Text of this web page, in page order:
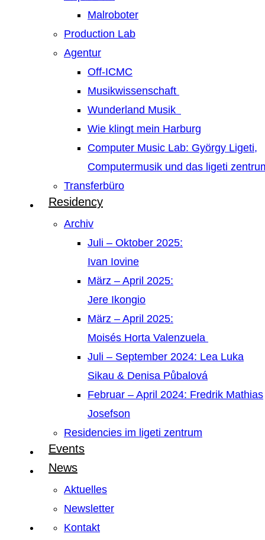
Malroboter
Production Lab
Agentur
Off-ICMC
Musikwissenschaft
Wunderland Musik
Wie klingt mein Harburg
Computer Music Lab: György Ligeti,
Computermusik und das ligeti
Transferbüro
Residency
Archiv
Juli – Oktober 2025:
Ivan Iovine
März – April 2025:
Jere Ikongio
März – April 2025:
Moisés Horta Valenzuela
Juli – September 2024: Lea Luka
Sikau & Denisa Půbalová
Februar – April 2024: Fredrik Mathias
Josefson
Residencies im ligeti zentrum
Events
News
Aktuelles
Newsletter
Kontakt